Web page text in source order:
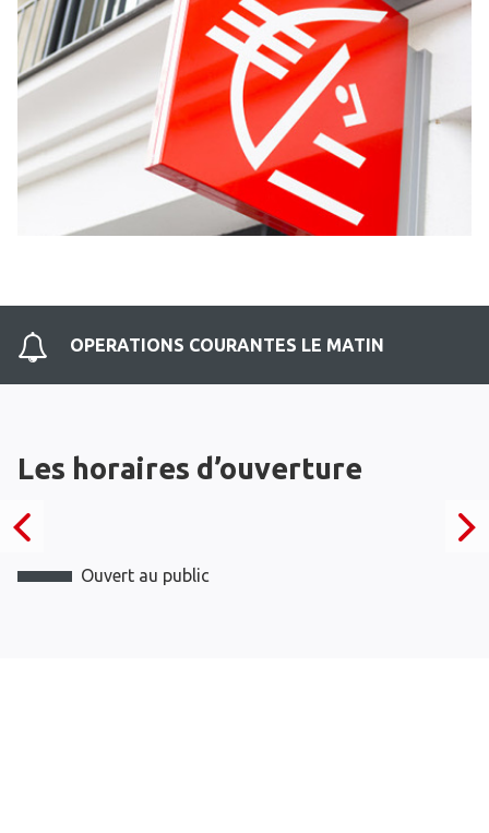
OPERATIONS COURANTES LE MATIN
Les horaires d’ouverture
Ouvert au public